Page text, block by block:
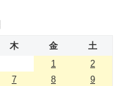
木 金
土
1
2
7 8
9